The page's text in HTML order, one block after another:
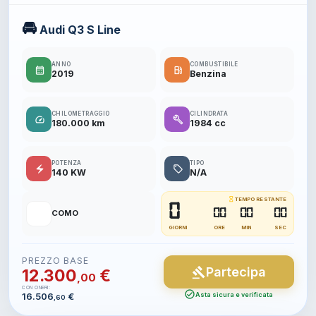
🚘 Audi Q3 S Line
calendar_month
ANNO
2019 local_gas_station
COMBUSTIBILE
Benzina
speed
CHILOMETRAGGIO
180.000 km build
CILINDRATA
1984 cc
electric_bolt
POTENZA
140 KW local_offer
TIPO
N/A
COMO
hourglass_empty TEMPO RESTANTE
0 00 00 00
GIORNI ORE MIN SEC
PREZZO BASE
12.300,00 €
CON ONERI:
16.506 ,60 €
gavel Partecipa
check_circleAsta sicura e verificata